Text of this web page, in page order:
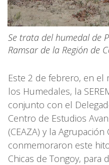
Se trata del humedal de
Ramsar de la Región de
Este 2 de febrero, en
los Humedales, la
conjunto con el
Centro de Estudios
(CEAZA) y la
conmemoraron este
Chicas de Tongoy, para